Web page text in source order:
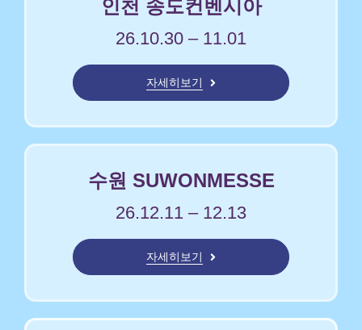
인천 송도컨벤시아
26.10.30 – 11.01
자세히보기
수원 SUWONMESSE
26.12.11 – 12.13
자세히보기